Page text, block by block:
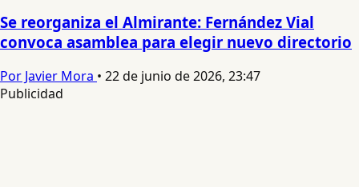
Se reorganiza el Almirante: Fernández Vial
convoca asamblea para elegir nuevo directorio
Por Javier Mora • 22 de junio de 2026, 23:47
Publicidad